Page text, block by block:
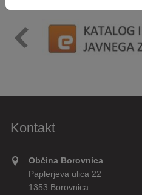
Kontakt
Občina Borovnica
Paplerjeva ulica 22
1353 Borovnica